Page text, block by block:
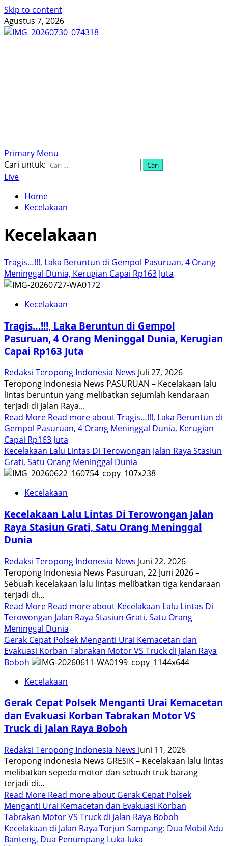
Skip to content
Agustus 7, 2026
Primary Menu
Cari untuk:
Live
Home
Kecelakaan
Kecelakaan
Tragis…!!!, Laka Beruntun di Gempol Pasuruan, 4 Orang
Meninggal Dunia, Kerugian Capai Rp163 Juta
Kecelakaan
Tragis…!!!, Laka Beruntun di Gempol
Pasuruan, 4 Orang Meninggal Dunia, Kerugian
Capai Rp163 Juta
Redaksi Teropong Indonesia News Juli 27, 2026
Teropong Indonesia News PASURUAN – Kecelakaan lalu
lintas beruntun yang melibatkan sejumlah kendaraan
terjadi di Jalan Raya...
Read More Read more about Tragis…!!!, Laka Beruntun di
Gempol Pasuruan, 4 Orang Meninggal Dunia, Kerugian
Capai Rp163 Juta
Kecelakaan Lalu Lintas Di Terowongan Jalan Raya Stasiun
Grati, Satu Orang Meninggal Dunia
Kecelakaan
Kecelakaan Lalu Lintas Di Terowongan Jalan
Raya Stasiun Grati, Satu Orang Meninggal
Dunia
Redaksi Teropong Indonesia News Juni 22, 2026
Teropong Indonesia News Pasuruan, 22 Juni 2026 –
Sebuah kecelakaan lalu lintas melibatkan tiga kendaraan
terjadi di...
Read More Read more about Kecelakaan Lalu Lintas Di
Terowongan Jalan Raya Stasiun Grati, Satu Orang
Meninggal Dunia
Gerak Cepat Polsek Menganti Urai Kemacetan dan
Evakuasi Korban Tabrakan Motor VS Truck di Jalan Raya
Boboh
Kecelakaan
Gerak Cepat Polsek Menganti Urai Kemacetan
dan Evakuasi Korban Tabrakan Motor VS
Truck di Jalan Raya Boboh
Redaksi Teropong Indonesia News Juni 11, 2026
​Teropong Indonesia News ​GRESIK – Kecelakaan lalu lintas
melibatkan sepeda motor dan sebuah truk barang
terjadi di...
Read More Read more about Gerak Cepat Polsek
Menganti Urai Kemacetan dan Evakuasi Korban
Tabrakan Motor VS Truck di Jalan Raya Boboh
Kecelakaan di Jalan Raya Torjun Sampang: Dua Mobil Adu
Banteng, Dua Penumpang Luka-luka